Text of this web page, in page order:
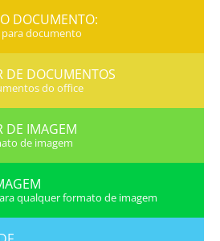
DOCUMENTO:
para documento
DE DOCUMENTOS
do office
DE IMAGEM
de imagem
qualquer formato de imagem